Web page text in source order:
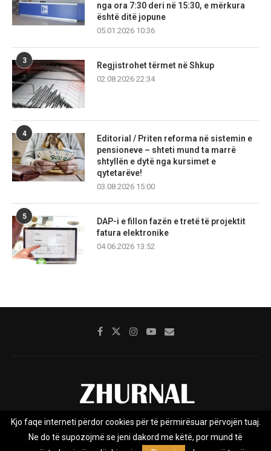
nga ora 7:30 deri në 15:30, e mërkura
është ditë jopune
05.01.2026 10:36
3
Regjistrohet tërmet në Shkup
02.08.2026 22:34
4
Editorial / Priten reforma në sistemin e
pensioneve – shteti mund ta marrë
shtyllën e dytë nga kursimet e
qytetarëve!
03.08.2026 15:00
5
DAP-i e fillon fazën e tretë të projektit
fatura elektronike
04.06.2026 13:52
Rreth nesh Impresumi Marketing
Privacy Policy
Kjo faqe interneti përdor cookies për të përmirësuar përvojën tuaj.
Ne do të supozojmë se jeni dakord me këtë, por mund të